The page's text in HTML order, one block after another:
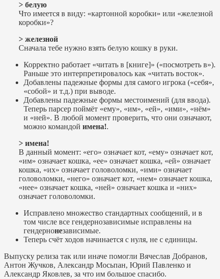
> белую
Что имеется в виду: «картонной коробки» или «железной
коробки»?
> железной
Сначала тебе нужно взять белую кошку в руки.
Корректно работает «читать в [книге]» («посмотреть в»).
Раньше это интерпретировалось как «читать восток».
Добавлены падежные формы для самого игрока («себя»,
«собой» и т.д.) при выводе.
Добавлены падежные формы местоимений (для ввода).
Теперь парсер поймёт «ему», «им», «ей», «ими», «нём»
и «ней». В любой момент проверить, что они означают,
можно командой имена!.
> имена!
В данный момент: «его» означает кот, «ему» означает кот,
«им» означает кошка, «ее» означает кошка, «ей» означает
кошка, «их» означает головоломки, «ими» означает
головоломки, «него» означает кот, «нем» означает кошка,
«нее» означает кошка, «ней» означает кошка и «них»
означает головоломки.
Исправлено множество стандартных сообщений, и в
том числе все гендернозависимые исправлены на
гендернонезависимые.
Теперь счёт ходов начинается с нуля, не с единицы.
Выпуску релиза так или иначе помогли Вячеслав Добранов,
Антон Жучков, Александр Мосьпан, Юрий Павленко и
Александр Яковлев, за что им большое спасибо.